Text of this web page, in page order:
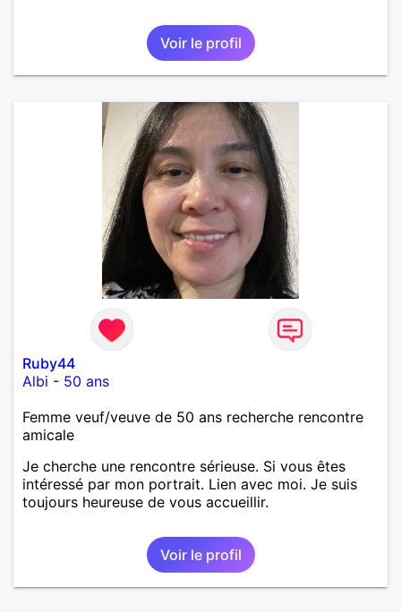
Voir le profil
Ruby44
Albi - 50 ans
Femme veuf/veuve de 50 ans recherche rencontre
amicale
Je cherche une rencontre sérieuse. Si vous êtes
intéressé par mon portrait. Lien avec moi. Je suis
toujours heureuse de vous accueillir.
Voir le profil